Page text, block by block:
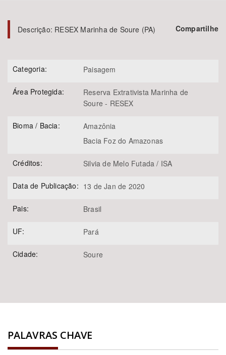
Bioma / Bacia
Subtema
Área Protegida
Descrição: RESEX Marinha de Soure (PA) Compartilhe
Categoria: Paisagem
Área Protegida:
Reserva Extrativista Marinha de
Soure - RESEX
Bioma / Bacia:
Amazônia
Bacia Foz do Amazonas
Créditos: Silvia de Melo Futada / ISA
Data de Publicação: 13 de Jan de 2020
Pais: Brasil
UF: Pará
Cidade: Soure
PALAVRAS CHAVE